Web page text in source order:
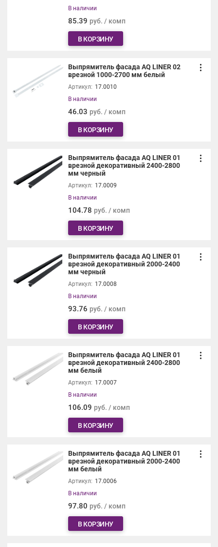
В наличии
85.39 руб. / комп
В КОРЗИНУ
Выпрямитель фасада AQ LINER 02
врезной 1000-2700 мм белый
Артикул: 17.0010
В наличии
46.03 руб. / комп
В КОРЗИНУ
Выпрямитель фасада AQ LINER 01
врезной декоративный 2400-2800
мм черный
Артикул: 17.0009
В наличии
104.78 руб. / комп
В КОРЗИНУ
Выпрямитель фасада AQ LINER 01
врезной декоративный 2000-2400
мм черный
Артикул: 17.0008
В наличии
93.76 руб. / комп
В КОРЗИНУ
Выпрямитель фасада AQ LINER 01
врезной декоративный 2400-2800
мм белый
Артикул: 17.0007
В наличии
106.09 руб. / комп
В КОРЗИНУ
Выпрямитель фасада AQ LINER 01
врезной декоративный 2000-2400
мм белый
Артикул: 17.0006
В наличии
97.80 руб. / комп
В КОРЗИНУ